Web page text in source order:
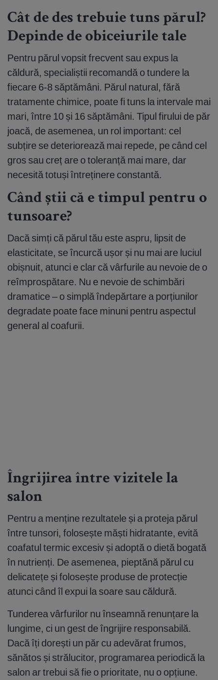
Cât de des trebuie tuns părul?
Depinde de obiceiurile tale
Pentru părul vopsit frecvent sau expus la
căldură, specialiștii recomandă o tundere la
fiecare 6-8 săptămâni. Părul natural, fără
tratamente chimice, poate fi tuns la intervale mai
mari, între 10 și 16 săptămâni. Tipul firului de păr
joacă, de asemenea, un rol important: cel
subțire se deteriorează mai repede, pe când cel
gros sau creț are o toleranță mai mare, dar
necesită totuși întreținere constantă.
Când știi că e timpul pentru o
tunsoare?
Dacă simți că părul tău este aspru, lipsit de
elasticitate, se încurcă ușor și nu mai are luciul
obișnuit, atunci e clar că vârfurile au nevoie de o
reîmprospătare. Nu e nevoie de schimbări
dramatice – o simplă îndepărtare a porțiunilor
degradate poate face minuni pentru aspectul
general al coafurii.
Îngrijirea între vizitele la
salon
Pentru a menține rezultatele și a proteja părul
între tunsori, folosește măști hidratante, evită
coafatul termic excesiv și adoptă o dietă bogată
în nutrienți. De asemenea, pieptănă părul cu
delicatețe și folosește produse de protecție
atunci când îl expui la soare sau căldură.
Tunderea vârfurilor nu înseamnă renunțare la
lungime, ci un gest de îngrijire responsabilă.
Dacă îți dorești un păr cu adevărat frumos,
sănătos și strălucitor, programarea periodică la
salon ar trebui să fie o prioritate, nu o opțiune.